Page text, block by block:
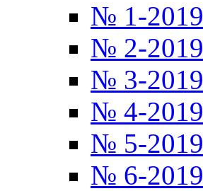
№ 1-2019
№ 2-2019
№ 3-2019
№ 4-2019
№ 5-2019
№ 6-2019